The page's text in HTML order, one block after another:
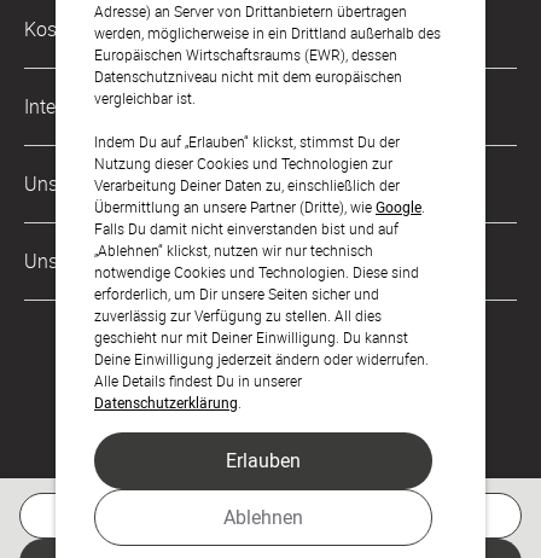
Adresse) an Server von Drittanbietern übertragen
werden, möglicherweise in ein Drittland außerhalb des
Europäischen Wirtschaftsraums (EWR), dessen
Datenschutzniveau nicht mit dem europäischen
vergleichbar ist.
Indem Du auf „Erlauben“ klickst, stimmst Du der
Nutzung dieser Cookies und Technologien zur
Verarbeitung Deiner Daten zu, einschließlich der
Übermittlung an unsere Partner (Dritte), wieGoogle
Falls Du damit nicht einverstanden bist und auf
„Ablehnen“ klickst, nutzen wir nur technisch
notwendige Cookies und Technologien. Diese sind
erforderlich, um Dir unsere Seiten sicher und
zuverlässig zur Verfügung zu stellen. All dies
geschieht nur mit Deiner Einwilligung. Du kannst
Deine Einwilligung jederzeit ändern oder widerrufen.
Alle Details findest Du in unserer
Datenschutzerklärung
Ablehnen
Erlauben
Kostenlose Musterkarte
kontakt@sendmoments.de
Philosophie
Karriere
Impressum
AGB & Widerrufsrecht
Zahlung & Versand
Datenschutz
Barrierefreiheitserklärung
LLM's
Kostenlose Services
Musterkarten
Digitale Fotoalben
Digitale Gästelisten
FAQ & Hilfe
International
Österreich
Schweiz
Frankreich
Unsere Zahlungsarten
Unsere Partner
Feier den Moment.